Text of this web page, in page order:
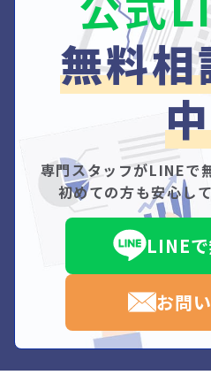
無料
専門スタッフがLINEで
初めての方も安心し
LINE
お問